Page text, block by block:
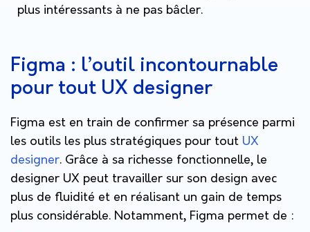
plus intéressants à ne pas bâcler.
Figma : l’outil incontournable
pour tout UX designer
Figma est en train de confirmer sa présence parmi
les outils les plus stratégiques pour tout UX
designer. Grâce à sa richesse fonctionnelle, le
designer UX peut travailler sur son design avec
plus de fluidité et en réalisant un gain de temps
plus considérable. Notamment, Figma permet de :